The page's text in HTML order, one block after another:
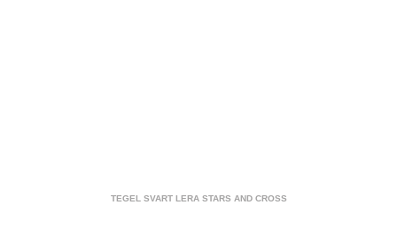
TEGEL SVART LERA STARS AND CROSS